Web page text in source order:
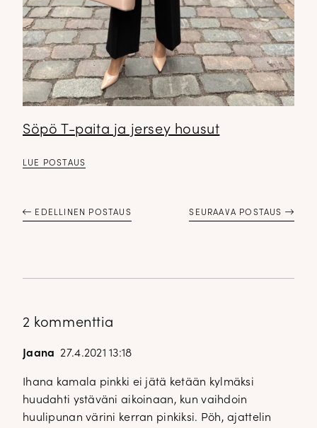
Söpö T-paita ja jersey housut
LUE POSTAUS
EDELLINEN POSTAUS SEURAAVA POSTAUS
2 kommenttia
Jaana 27.4.2021 13:18
Ihana kamala pinkki ei jätä ketään kylmäksi
huudahti ystäväni aikoinaan, kun vaihdoin
huulipunan värini kerran pinkiksi. Pöh, ajattelin